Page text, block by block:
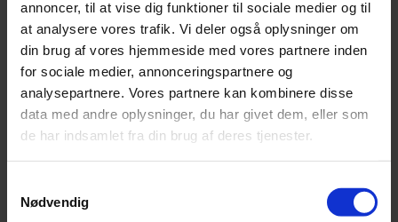
annoncer, til at vise dig funktioner til sociale medier og til
at analysere vores trafik. Vi deler også oplysninger om
din brug af vores hjemmeside med vores partnere inden
for sociale medier, annonceringspartnere og
analysepartnere. Vores partnere kan kombinere disse
data med andre oplysninger, du har givet dem, eller som
de har indsamlet fra din brug af deres tjenester.
Nødvendig
Du kan læse hele artiklen her: Producent spår gyldne tider for
specialruder ...
05 jul 2017
Glaseksperten har netop modtaget
Integrationsprisen "Integrationsrådets
påskønnelse" 2017.
"Glaseksperten modtager prisen for vedvarende og uvurderlige
bidrag i den kommunale integrationsindsats". Derudover har